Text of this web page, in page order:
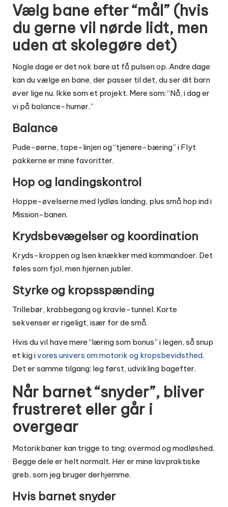
Vælg bane efter “mål” (hvis
du gerne vil nørde lidt, men
uden at skolegøre det)
Nogle dage er det nok bare at få pulsen op. Andre dage
kan du vælge en bane, der passer til det, du ser dit barn
øver lige nu. Ikke som et projekt. Mere som: “Nå, i dag er
vi på balance-humør.”
Balance
Pude-øerne, tape-linjen og “tjenere-bæring” i Flyt
pakkerne er mine favoritter.
Hop og landingskontrol
Hoppe-øvelserne med lydløs landing, plus små hop ind i
Mission-banen.
Krydsbevægelser og koordination
Kryds-kroppen og Isen knækker med kommandoer. Det
føles som fjol, men hjernen jubler.
Styrke og kropsspænding
Trillebør, krabbegang og kravle-tunnel. Korte
sekvenser er rigeligt, især for de små.
Hvis du vil have mere “læring som bonus” i legen, så snup
et kig ivores univers om motorik og kropsbevidsthed.
Det er samme tilgang: leg først, udvikling bagefter.
Når barnet “snyder”, bliver
frustreret eller går i
overgear
Motorikbaner kan trigge to ting: overmod og modløshed.
Begge dele er helt normalt. Her er mine lavpraktiske
greb, som jeg bruger derhjemme.
Hvis barnet snyder